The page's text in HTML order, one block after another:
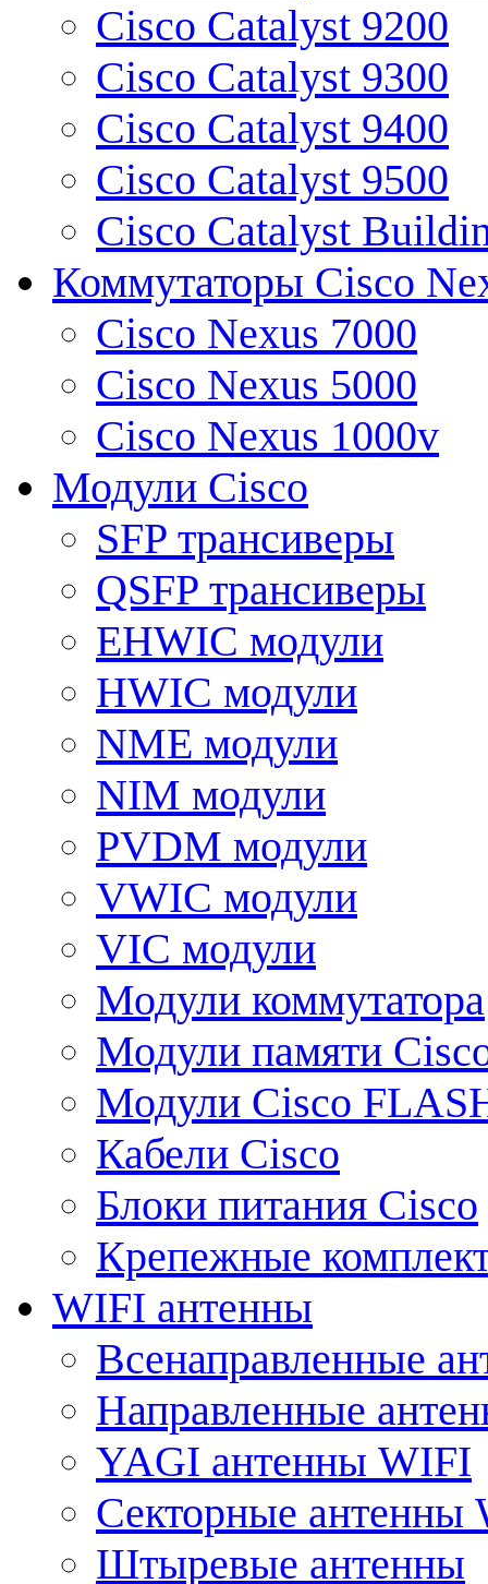
Cisco Catalyst 9200
Cisco Catalyst 9300
Cisco Catalyst 9400
Cisco Catalyst 9500
Cisco Catalyst
Коммутаторы Cisco
Cisco Nexus 7000
Cisco Nexus 5000
Cisco Nexus 1000v
Модули Cisco
SFP трансиверы
QSFP трансиверы
EHWIC модули
HWIC модули
NME модули
NIM модули
PVDM модули
VWIC модули
VIC модули
Модули коммутатора
Модули памяти
Модули Cisco
Кабели Cisco
Блоки питания Cisco
Крепежные
WIFI антенны
Всенаправленные
Направленные
YAGI антенны WIFI
Секторные антенны
Штыревые антенны